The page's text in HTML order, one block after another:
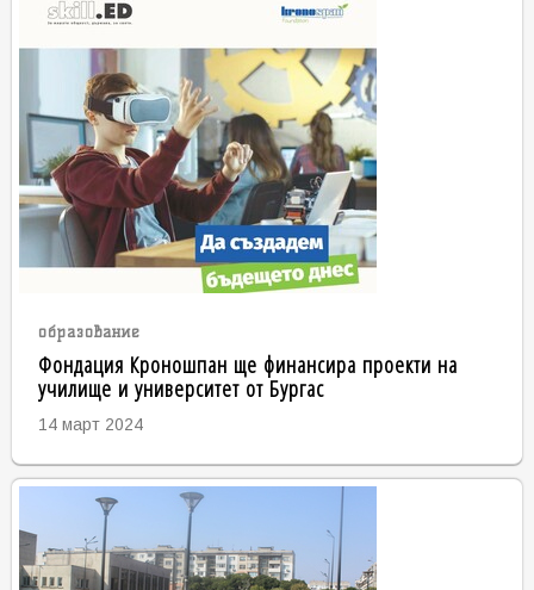
образование
Фондация Кроношпан ще финансира проекти на
училище и университет от Бургас
14 март 2024